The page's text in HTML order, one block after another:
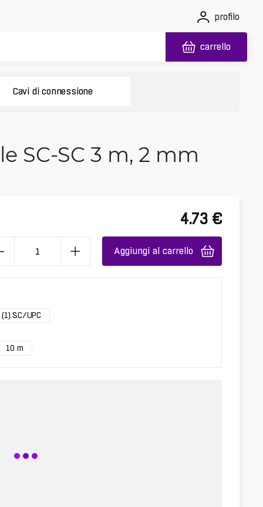
profilo
carrello
Cavi di connessione
SC-SC 3 m, 2 mm
4.73 €
Aggiungi al carrello
SC/UPC
10 m